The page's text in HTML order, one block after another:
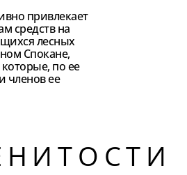
привлекает
средств на
лесных
Спокане,
по ее
членов ее